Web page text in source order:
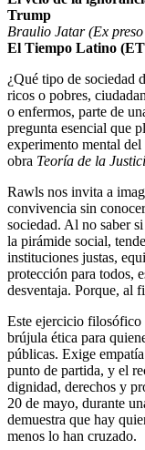
Trump
Braulio Jatar (Ex
El Tiempo Latino
¿Qué tipo de sociedad
ricos o pobres,
o enfermos, parte de
pregunta esencial que
experimento mental
obra Teoría de la
Rawls nos invita a
convivencia sin
sociedad. Al no saber
la pirámide social,
instituciones justas,
protección para todos,
desventaja. Porque, al
Este ejercicio filosófico
brújula ética para
públicas. Exige
punto de partida, y el
dignidad, derechos y
20 de mayo, durante
demuestra que hay
menos lo han cruzado.